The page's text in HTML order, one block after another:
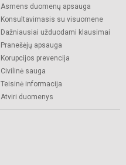
Asmens duomenų apsauga
Konsultavimasis su visuomene
Dažniausiai užduodami klausimai
Pranešėjų apsauga
Korupcijos prevencija
Civilinė sauga
Teisinė informacija
Atviri duomenys